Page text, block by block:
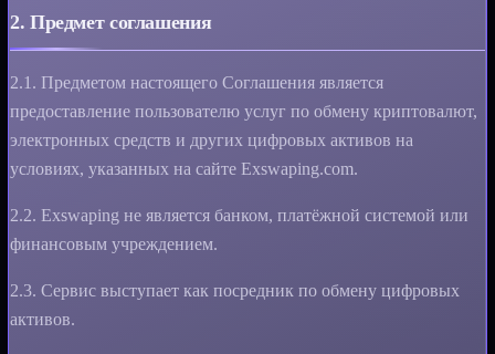
2. Предмет соглашения
2.1. Предметом настоящего Соглашения является
предоставление пользователю услуг по обмену криптовалют,
электронных средств и других цифровых активов на
условиях, указанных на сайте Exswaping.com.
2.2. Exswaping не является банком, платёжной системой или
финансовым учреждением.
2.3. Сервис выступает как посредник по обмену цифровых
активов.